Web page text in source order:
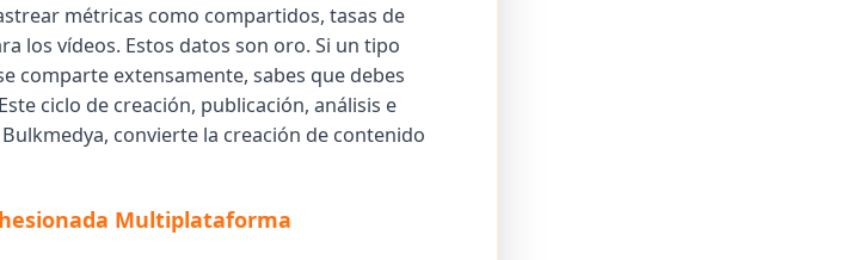
métricas como compartidos, tasas de
los vídeos. Estos datos son oro. Si un tipo
comparte extensamente, sabes que debes
ciclo de creación, publicación, análisis e
convierte la creación de contenido
Multiplataforma